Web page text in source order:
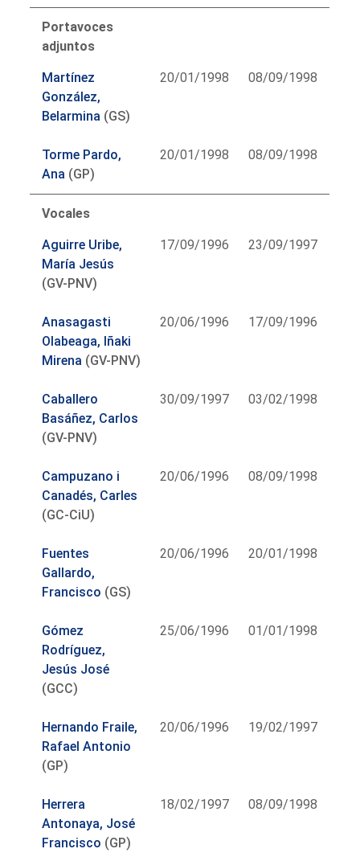
Portavoces
adjuntos
Martínez
González,
Belarmina (GS)
20/01/1998 08/09/1998
Torme Pardo,
Ana (GP)
20/01/1998 08/09/1998
Vocales
Aguirre Uribe,
María Jesús
(GV-PNV)
17/09/1996 23/09/1997
Anasagasti
Olabeaga, Iñaki
Mirena (GV-PNV)
20/06/1996 17/09/1996
Caballero
Basáñez, Carlos
(GV-PNV)
30/09/1997 03/02/1998
Campuzano i
Canadés, Carles
(GC-CiU)
20/06/1996 08/09/1998
Fuentes
Gallardo,
Francisco (GS)
20/06/1996 20/01/1998
Gómez
Rodríguez,
Jesús José
(GCC)
25/06/1996 01/01/1998
Hernando Fraile,
Rafael Antonio
(GP)
20/06/1996 19/02/1997
Herrera
Antonaya, José
Francisco (GP)
18/02/1997 08/09/1998